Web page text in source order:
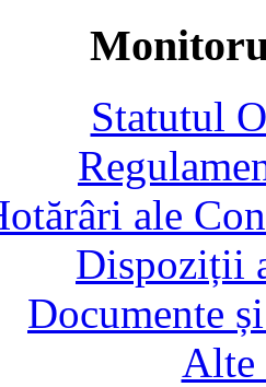
Statutul
ale
Dispoziții
Documente
Alte